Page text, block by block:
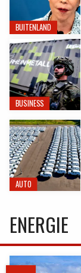
BUITENLAND
BUSINESS
AUTO
ENERGIE